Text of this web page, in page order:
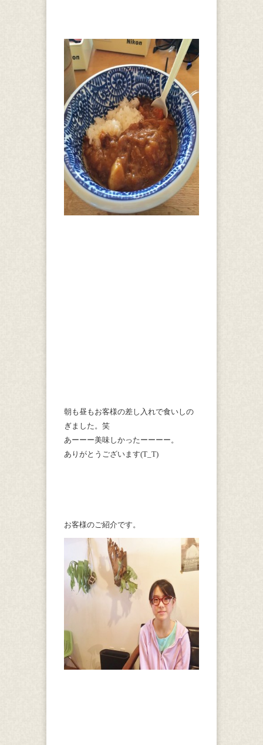
朝も昼もお客様の差し入れで食いしの
ぎました。笑
あーーー美味しかったーーーー。
ありがとうございます(T_T)
お客様のご紹介です。